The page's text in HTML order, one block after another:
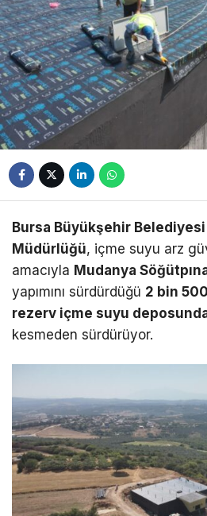
Bursa Büyükşehir Belediyesi
Müdürlüğü, içme suyu arz
amacıyla Mudanya
yapımını sürdürdüğü 2 bin
rezerv içme suyu
kesmeden sürdürüyor.